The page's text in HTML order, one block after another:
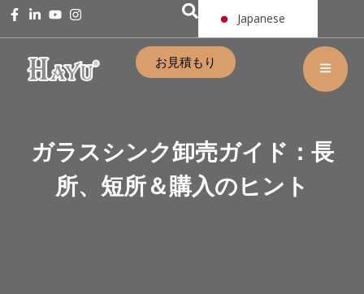
Japanese
お見積もり
ガラスシンク卸売ガイド：長
所、短所＆購入のヒント